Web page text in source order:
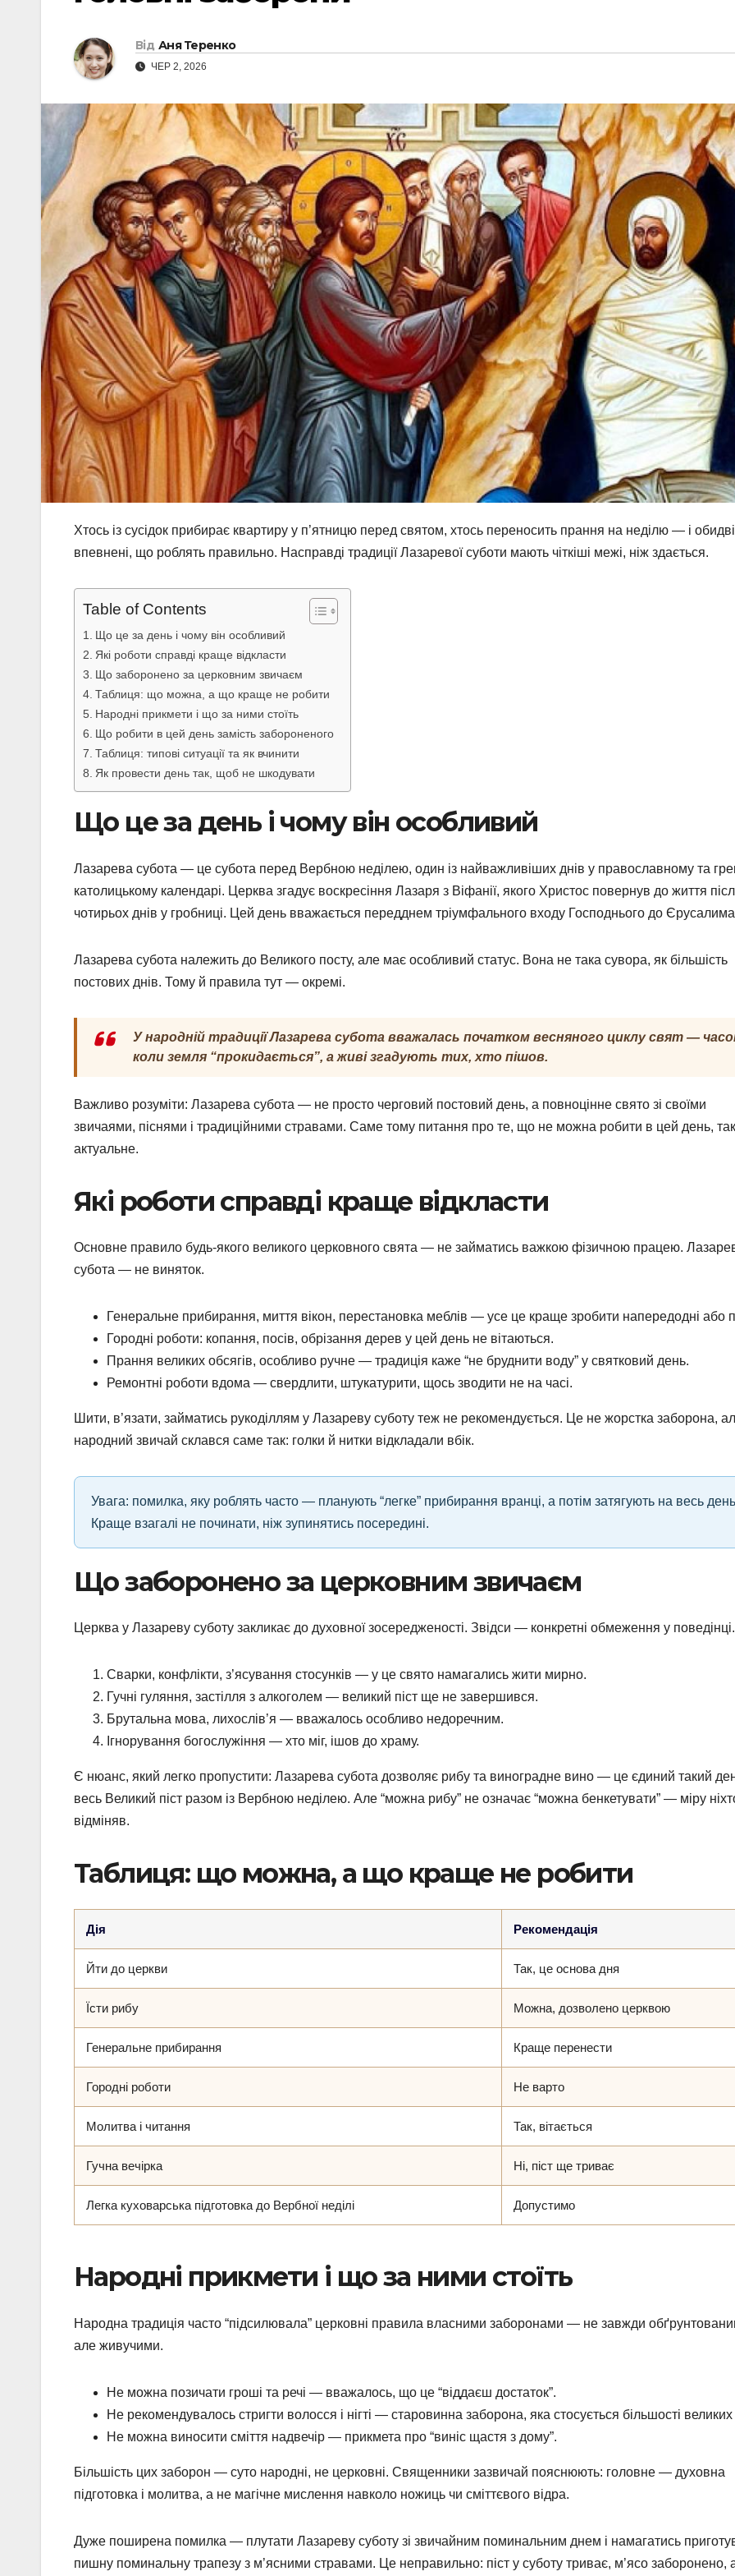
Від Аня Теренко
ЧЕР 2, 2026
Хтось із сусідок прибирає квартиру у п’ятницю перед святом, хтось переносить прання на неділю — і обидві
впевнені, що роблять правильно. Насправді традиції Лазаревої суботи мають чіткіші межі, ніж здається.
Table of Contents
Що це за день і чому він особливий
Які роботи справді краще відкласти
Що заборонено за церковним звичаєм
Таблиця: що можна, а що краще не робити
Народні прикмети і що за ними стоїть
Що робити в цей день замість забороненого
Таблиця: типові ситуації та як вчинити
Як провести день так, щоб не шкодувати
Що це за день і чому він особливий
Лазарева субота — це субота перед Вербною неділею, один із найважливіших днів у православному та
католицькому календарі. Церква згадує воскресіння Лазаря з Віфанії, якого Христос повернув до життя
чотирьох днів у гробниці. Цей день вважається передднем тріумфального входу Господнього до
Лазарева субота належить до Великого посту, але має особливий статус. Вона не така сувора, як більшість
постових днів. Тому й правила тут — окремі.
У народній традиції Лазарева субота вважалась початком весняного циклу свят —
коли земля “прокидається”, а живі згадують тих, хто пішов.
Важливо розуміти: Лазарева субота — не просто черговий постовий день, а повноцінне свято зі своїми
звичаями, піснями і традиційними стравами. Саме тому питання про те, що не можна робити в цей день,
актуальне.
Які роботи справді краще відкласти
Основне правило будь-якого великого церковного свята — не займатись важкою фізичною працею.
субота — не виняток.
Генеральне прибирання, миття вікон, перестановка меблів — усе це краще зробити напередодні або
Городні роботи: копання, посів, обрізання дерев у цей день не вітаються.
Прання великих обсягів, особливо ручне — традиція каже “не бруднити воду” у святковий день.
Ремонтні роботи вдома — свердлити, штукатурити, щось зводити не на часі.
Шити, в’язати, займатись рукоділлям у Лазареву суботу теж не рекомендується. Це не жорстка заборона,
народний звичай склався саме так: голки й нитки відкладали вбік.
Увага: помилка, яку роблять часто — планують “легке” прибирання вранці, а потім затягують на весь
Краще взагалі не починати, ніж зупинятись посередині.
Що заборонено за церковним звичаєм
Церква у Лазареву суботу закликає до духовної зосередженості. Звідси — конкретні обмеження у поведінці.
Сварки, конфлікти, з’ясування стосунків — у це свято намагались жити мирно.
Гучні гуляння, застілля з алкоголем — великий піст ще не завершився.
Брутальна мова, лихослів’я — вважалось особливо недоречним.
Ігнорування богослужіння — хто міг, ішов до храму.
Є нюанс, який легко пропустити: Лазарева субота дозволяє рибу та виноградне вино — це єдиний такий
весь Великий піст разом із Вербною неділею. Але “можна рибу” не означає “можна бенкетувати” — міру
відміняв.
Таблиця: що можна, а що краще не робити
Дія Рекомендація
Йти до церкви Так, це основа дня
Їсти рибу Можна, дозволено церквою
Генеральне прибирання Краще перенести
Городні роботи Не варто
Молитва і читання Так, вітається
Гучна вечірка Ні, піст ще триває
Легка куховарська підготовка до Вербної неділі Допустимо
Народні прикмети і що за ними стоїть
Народна традиція часто “підсилювала” церковні правила власними заборонами — не завжди
але живучими.
Не можна позичати гроші та речі — вважалось, що це “віддаєш достаток”.
Не рекомендувалось стригти волосся і нігті — старовинна заборона, яка стосується більшості великих
Не можна виносити сміття надвечір — прикмета про “виніс щастя з дому”.
Більшість цих заборон — суто народні, не церковні. Священники зазвичай пояснюють: головне — духовна
підготовка і молитва, а не магічне мислення навколо ножиць чи сміттєвого відра.
Дуже поширена помилка — плутати Лазареву суботу зі звичайним поминальним днем і намагатись
пишну поминальну трапезу з м’ясними стравами. Це неправильно: піст у суботу триває, м’ясо заборонено,